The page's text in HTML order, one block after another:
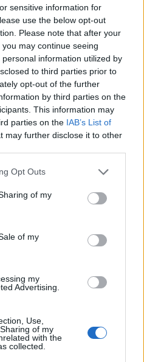
sensitive information for
use the below opt-out
Please note that after your
may continue seeing
information utilized by
to third parties prior to
opt-out of the further
by third parties on the
This information may
parties on the IAB’s List of
may further disclose it to other
uses one or more Google
behaviour. You may click to
and its third-party tags to
purposes in below Google
Opt Outs
of my
of my
my
Advertising.
Use,
of my
with the
collected.
la coppia che unisce
annuncia la nascita della